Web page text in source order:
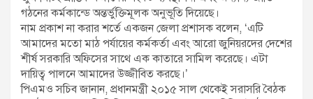
গঠনের কর্মকান্ডে অন্তর্ভুক্তিমূলক অনুভূতি দিয়েছে।
নাম প্রকাশ না করার শর্তে একজন জেলা প্রশাসক বলেন, ‘এটি
আমাদের মতো মাঠ পর্যায়ের কর্মকর্তা এবং আরো জুনিয়রদের দেশের
শীর্ষ সরকারি অফিসের সাথে এক কাতারে সামিল করেছে। এটা
দায়িত্ব পালনে আমাদের উজ্জীবিত করছে।’
পিএমও সচিব জানান, প্রধানমন্ত্রী ২০১৫ সাল থেকেই সরাসরি বৈঠক